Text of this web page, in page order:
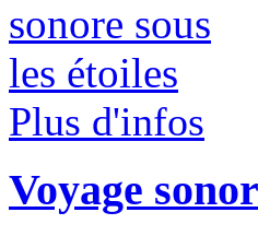
Plus d'infos
Voyage